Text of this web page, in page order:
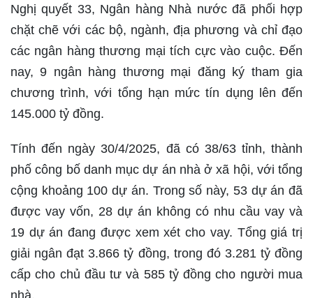
Nghị quyết 33, Ngân hàng Nhà nước đã phối hợp
chặt chẽ với các bộ, ngành, địa phương và chỉ đạo
các ngân hàng thương mại tích cực vào cuộc. Đến
nay, 9 ngân hàng thương mại đăng ký tham gia
chương trình, với tổng hạn mức tín dụng lên đến
145.000 tỷ đồng.
Tính đến ngày 30/4/2025, đã có 38/63 tỉnh, thành
phố công bố danh mục dự án nhà ở xã hội, với tổng
cộng khoảng 100 dự án. Trong số này, 53 dự án đã
được vay vốn, 28 dự án không có nhu cầu vay và
19 dự án đang được xem xét cho vay. Tổng giá trị
giải ngân đạt 3.866 tỷ đồng, trong đó 3.281 tỷ đồng
cấp cho chủ đầu tư và 585 tỷ đồng cho người mua